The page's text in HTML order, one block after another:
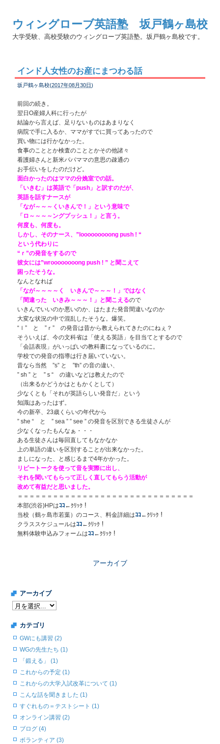
ウィングローブ英語塾 坂戸鶴ヶ島校
大学受験、高校受験のウィングローブ英語塾。坂戸鶴ヶ島校です。
インド人女性のお産にまつわる話
坂戸鶴ヶ島校(2017年08月30日)
前回の続き。
翌日O産婦人科に行ったが
結論から言えば、足りないものはあまりなく
病院で手に入るか、ママがすでに買ってあったので
買い物には行かなかった。
食事のこととか検査のこととかその他諸々
看護婦さんと新米パパママの意思の疎通の
お手伝いをしたのだけど。
面白かったのはママの分娩室での話。
「いきむ」は英語で「push」と訳すのだが、
英語を話すナースが
「なが～～～くいきんで！」という意味で
「ロ～～～～ングプッシュ！」と言う。
何度も、何度も。
しかし、そのナース、”looooooooong push ! “
という代わりに
“ｒ”の発音をするので
彼女には”wroooooooong push ! ” と聞こえて
困ったそうな。
なんとなれば
「なが～～～～く いきんで～～～！」ではなく
「間違った いきみ～～～！」と聞こえるので
いきんでいいのか悪いのか、はたまた発音間違いなのか
大変な状況の中で混乱したそうな。爆笑。
“ｌ” と ”ｒ” の発音は昔から教えられてきたのにねぇ？
そういえば、今の文科省は「使える英語」を目当てとするので
「会話表現」がいっぱいの教科書になっているのに。
学校での発音の指導は行き届いていない。
昔なら当然 ”s” と ”th” の音の違い、
” sh ” と ” s “ の違いなどは教えたので
（出来るかどうかはともかくとして）
少なくとも「それが英語らしい発音だ」という
知識はあったはず。
今の新卒、23歳くらいの年代から
” she “ と ” sea ” ” see ” の発音を区別できる生徒さんが
少なくなったもんなぁ・・・
ある生徒さんは毎回直してもなかなか
上の単語の違いを区別することが出来なかった。
ましになった、と感じるまで4年かかった。
リピートークを使って音を実際に出し、
それを聞いてもらって正しく直してもらう活動が
改めて有益だと思いました。
＝＝＝＝＝＝＝＝＝＝＝＝＝＝＝＝＝＝＝＝＝＝＝＝＝＝＝＝＝＝
本部(渋谷)HPはｺｺ←ｸﾘｯｸ！
当校（鶴ヶ島市若葉）のコース、料金詳細はｺｺ←ｸﾘｯｸ！
クラススケジュールはｺｺ←ｸﾘｯｸ！
無料体験申込みフォームはｺｺ←ｸﾘｯｸ！
アーカイブ
アーカイブ
カテゴリ
GWにも講習 (2)
WGの先生たち (1)
「鍛える」 (1)
これからの予定 (1)
これからの大学入試改革について (1)
こんな話を聞きました (1)
すぐれもの＝テストシート (1)
オンライン講習 (2)
ブログ (4)
ボランティア (3)